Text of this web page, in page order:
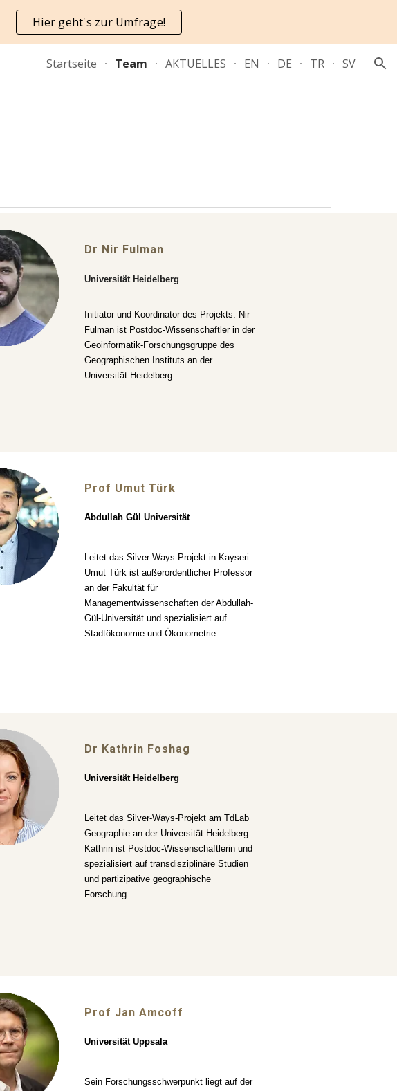
Skip to navigation
Hier geht's zur Umfrage!
Startseite Team AKTUELLES EN DE TR SV
Dr Nir Fulman
Universität Heidelberg
Initiator und Koordinator des Projekts. Nir
Fulman ist Postdoc-Wissenschaftler in der
Geoinformatik-Forschungsgruppe des
Geographischen Instituts an der
Universität Heidelberg.
Prof Umut Türk
Abdullah Gül Universität
Leitet das Silver-Ways-Projekt in Kayseri.
Umut Türk ist außerordentlicher Professor
an der Fakultät für
Managementwissenschaften der Abdullah-
Gül-Universität und spezialisiert auf
Stadtökonomie und Ökonometrie.
Dr Kathrin Foshag
Universität Heidelberg
Leitet das Silver-Ways-Projekt am TdLab
Geographie an der Universität Heidelberg.
Kathrin ist Postdoc-Wissenschaftlerin und
spezialisiert auf transdisziplinäre Studien
und partizipative geographische
Forschung.
Prof Jan Amcoff
Universität Uppsala
Sein Forschungsschwerpunkt liegt auf der